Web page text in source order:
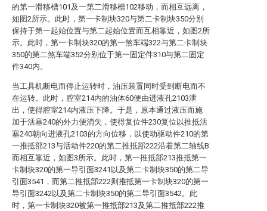
的第一滑移槽101及一第二滑移槽102移动，而相互远离，
如图2所示。此时，第一卡制块320与第二卡制块350分别
保持于第一起始位置与第二起始位置而互相靠近，如图2所
示。此时，第一卡制块320的第一煞车端322与第二卡制块
350的第二煞车端352分别位于第一固定件310与第二固定
件340内。
当工具机断电而停止运转时，油压装置同时受到断电而不
在运转。此时，腔室214内的油体60便由进液孔2103泄
出，使得腔室214内液压下降。于是，原本通过液压而施
加于活塞240的外力便消失，使得复位件230复位以推抵活
塞240朝向进液孔2103的方向位移，以使动驱动件210的第
一推抵部213与活动件220的第二推抵部222沿着第二轴线B
而相互靠近，如图3所示。此时，第一推抵部213推抵第一
卡制块320的第一导引面3241以及第二卡制块350的第二导
引面3541，而第二推抵部222则推抵第一卡制块320的第一
导引面3242以及第二卡制块350的第二导引面3542。此
时，第一卡制块320被第一推抵部213及第二推抵部222推